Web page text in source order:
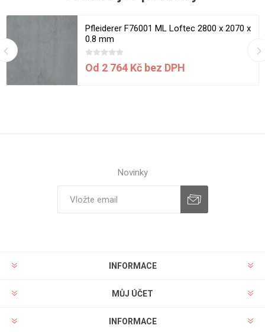
Pfleiderer F76001 ML Loftec 2800 x 2070 x
0.8 mm
Od 2 764 Kč bez DPH
Novinky
INFORMACE
MŮJ ÚČET
INFORMACE